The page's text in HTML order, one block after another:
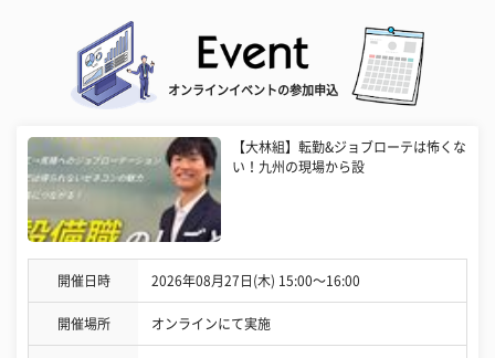
オンラインイベントの参加申込
【大林組】転勤&ジョブローテは怖くな
い！九州の現場から設
開催日時 2026年08月27日(木) 15:00〜16:00
開催場所 オンラインにて実施